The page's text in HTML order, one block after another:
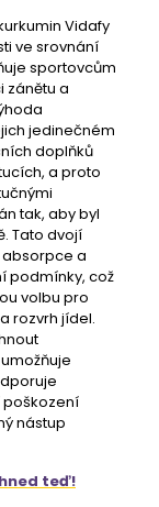
Vidafy
ve srovnání
sportovcům
zánětu a
jedinečném
doplňků
a proto
tak, aby byl
Tato dvojí
absorpce a
podmínky, což
volbu pro
rozvrh jídel.
poškození
nástup
teď!